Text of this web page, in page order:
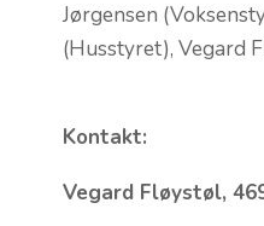
Jørgensen
(Husstyret), Vegard
Kontakt:
Vegard Fløystøl,